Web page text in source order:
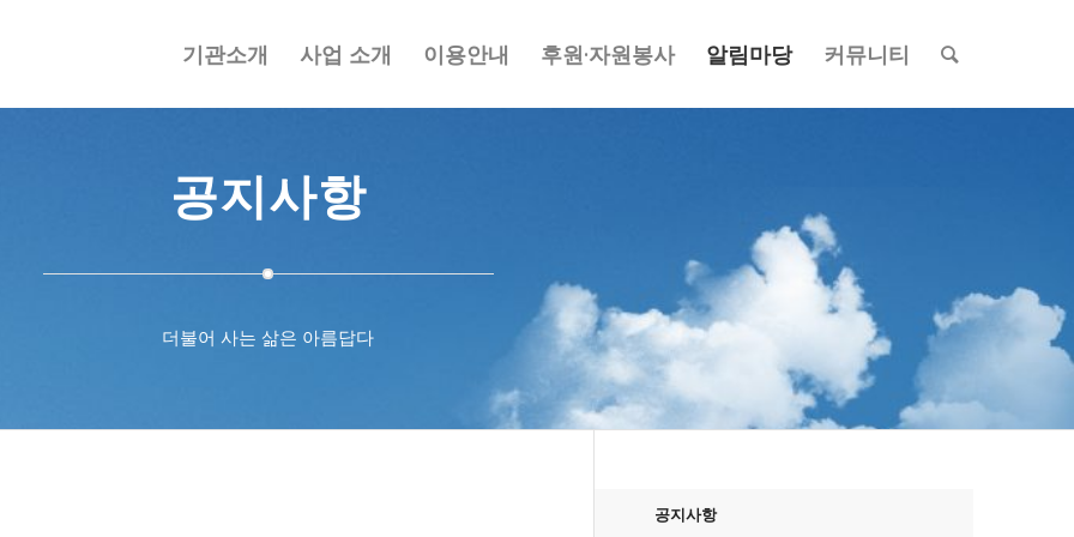
기관소개 사업 소개 이용안내 후원·자원봉사 알림마당 커뮤니티
공지사항
더불어 사는 삶은 아름답다
공지사항